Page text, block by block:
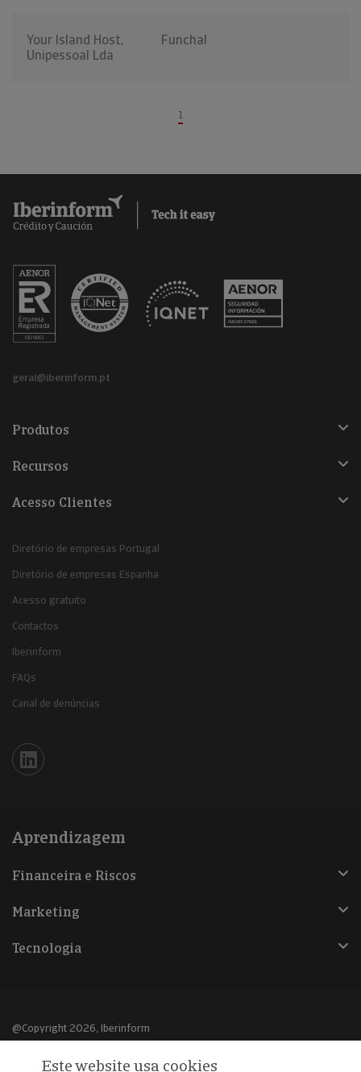
Your Island Host,
Unipessoal Lda
Funchal
1
geral@iberinform.pt
Produtos
Recursos
Acesso Clientes
Diretório de empresas Portugal
Diretório de empresas Espanha
Acesso gratuito
Contactos
Iberinform
FAQs
Canal de denúncias
Iberinform en Linkedin
Aprendizagem
Financeira e Riscos
Marketing
Tecnologia
@Copyright 2026, Iberinform
Aviso legalEste website usa cookies